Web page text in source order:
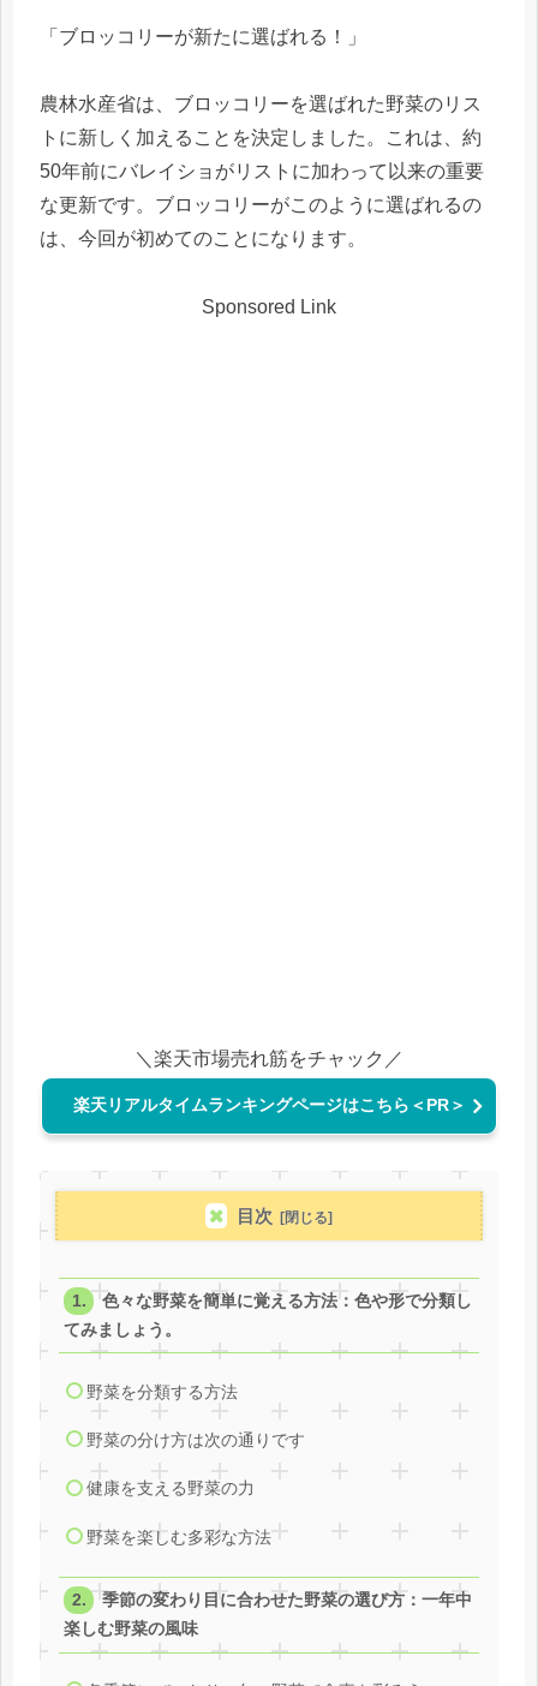
「ブロッコリーが新たに選ばれる！」
農林水産省は、ブロッコリーを選ばれた野菜のリス
トに新しく加えることを決定しました。これは、約
50年前にバレイショがリストに加わって以来の重要
な更新です。ブロッコリーがこのように選ばれるの
は、今回が初めてのことになります。
Sponsored Link
＼楽天市場売れ筋をチャック／
楽天リアルタイムランキングページはこちら＜PR＞
目次
色々な野菜を簡単に覚える方法：色や形で分類し
てみましょう。
野菜を分類する方法
野菜の分け方は次の通りです
健康を支える野菜の力
野菜を楽しむ多彩な方法
季節の変わり目に合わせた野菜の選び方：一年中
楽しむ野菜の風味